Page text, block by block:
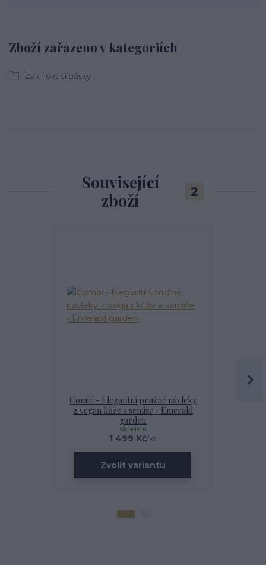
Zboží zařazeno v kategoriích
Zavinovací pásky
Související
zboží
2
Combi - Elegantní pružné návleky
z vegan kůže a semiše - Emerald
garden
1 499 Kč/ks
Skladem
Zvolit variantu